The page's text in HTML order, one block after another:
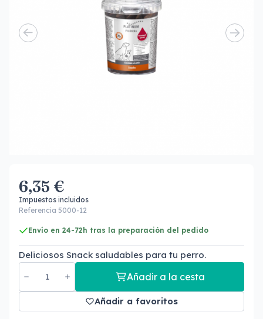
6,35 €
Impuestos incluidos
Referencia 5000-12
Envío en 24-72h tras la preparación del pedido
Deliciosos Snack saludables para tu perro.
Añadir a la cesta
Añadir a favoritos